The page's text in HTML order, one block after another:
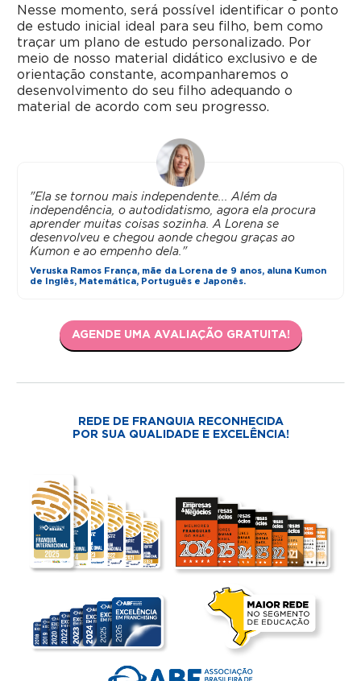
Nesse momento, será possível identificar o ponto
de estudo inicial ideal para seu filho, bem como
traçar um plano de estudo personalizado. Por
meio de nosso material didático exclusivo e de
orientação constante, acompanharemos o
desenvolvimento do seu filho adequando o
material de acordo com seu progresso.
"Ela se tornou mais independente... Além da
independência, o autodidatismo, agora ela procura
aprender muitas coisas sozinha. A Lorena se
desenvolveu e chegou aonde chegou graças ao
Kumon e ao empenho dela."
Veruska Ramos França, mãe da Lorena de 9 anos, aluna Kumon
de Inglês, Matemática, Português e Japonês.
AGENDE UMA AVALIAÇÃO GRATUITA!
REDE DE FRANQUIA RECONHECIDA
POR SUA QUALIDADE E EXCELÊNCIA!